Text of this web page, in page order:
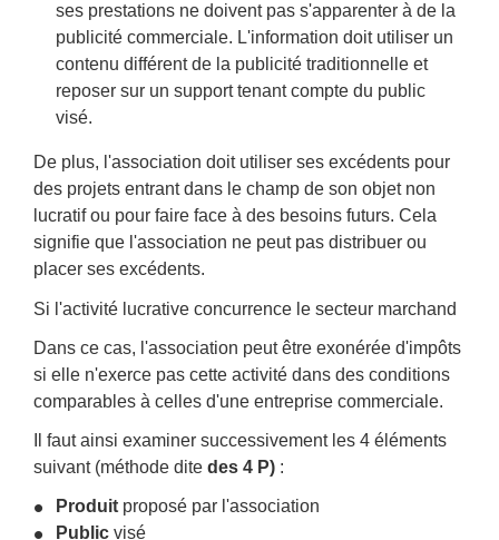
ses prestations ne doivent pas s'apparenter à de la
publicité commerciale. L'information doit utiliser un
contenu différent de la publicité traditionnelle et
reposer sur un support tenant compte du public
visé.
De plus, l'association doit utiliser ses excédents pour
des projets entrant dans le champ de son objet non
lucratif ou pour faire face à des besoins futurs. Cela
signifie que l'association ne peut pas distribuer ou
placer ses excédents.
Si l'activité lucrative concurrence le secteur marchand
Dans ce cas, l'association peut être exonérée d'impôts
si elle n'exerce pas cette activité dans des conditions
comparables à celles d'une entreprise commerciale.
Il faut ainsi examiner successivement les 4 éléments
suivant (méthode dite des 4 P) :
Produit proposé par l'association
Public visé